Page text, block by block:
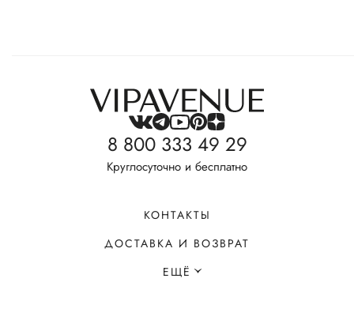
8 800 333 49 29
Круглосуточно и бесплатно
КОНТАКТЫ
ДОСТАВКА И ВОЗВРАТ
ЕЩЁ